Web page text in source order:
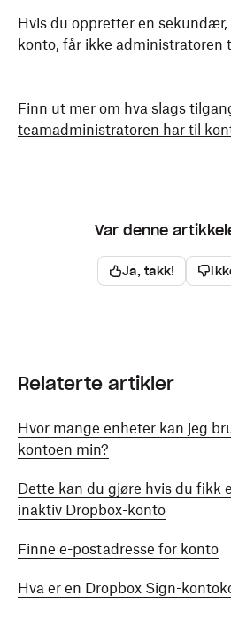
Hvis du oppretter en
konto, får ikke administratoren
Finn ut mer om hva slags
teamadministratoren har til
Var denne
Ja, takk!
Relaterte artikler
Hvor mange enheter kan jeg
kontoen min?
Dette kan du gjøre hvis du fikk
inaktiv Dropbox-konto
Finne e-postadresse for konto
Hva er en Dropbox Sign-